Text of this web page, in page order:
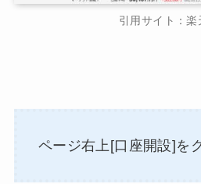
引用サイト：楽
ページ右上[口座開設]を